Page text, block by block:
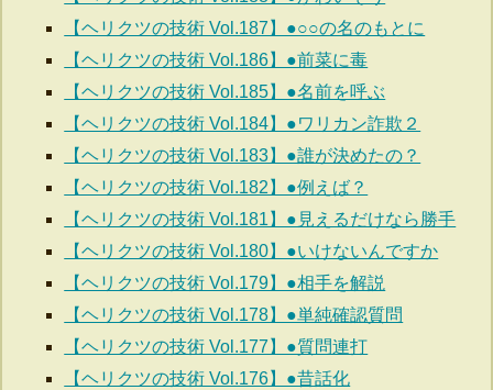
【ヘリクツの技術 Vol.187】●○○の名のもとに
【ヘリクツの技術 Vol.186】●前菜に毒
【ヘリクツの技術 Vol.185】●名前を呼ぶ
【ヘリクツの技術 Vol.184】●ワリカン詐欺２
【ヘリクツの技術 Vol.183】●誰が決めたの？
【ヘリクツの技術 Vol.182】●例えば？
【ヘリクツの技術 Vol.181】●見えるだけなら勝手
【ヘリクツの技術 Vol.180】●いけないんですか
【ヘリクツの技術 Vol.179】●相手を解説
【ヘリクツの技術 Vol.178】●単純確認質問
【ヘリクツの技術 Vol.177】●質問連打
【ヘリクツの技術 Vol.176】●昔話化